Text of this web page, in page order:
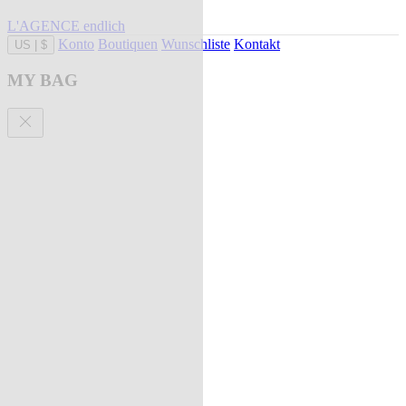
L'AGENCE endlich
US $ Konto Boutiquen Wunschliste Kontakt
MY BAG